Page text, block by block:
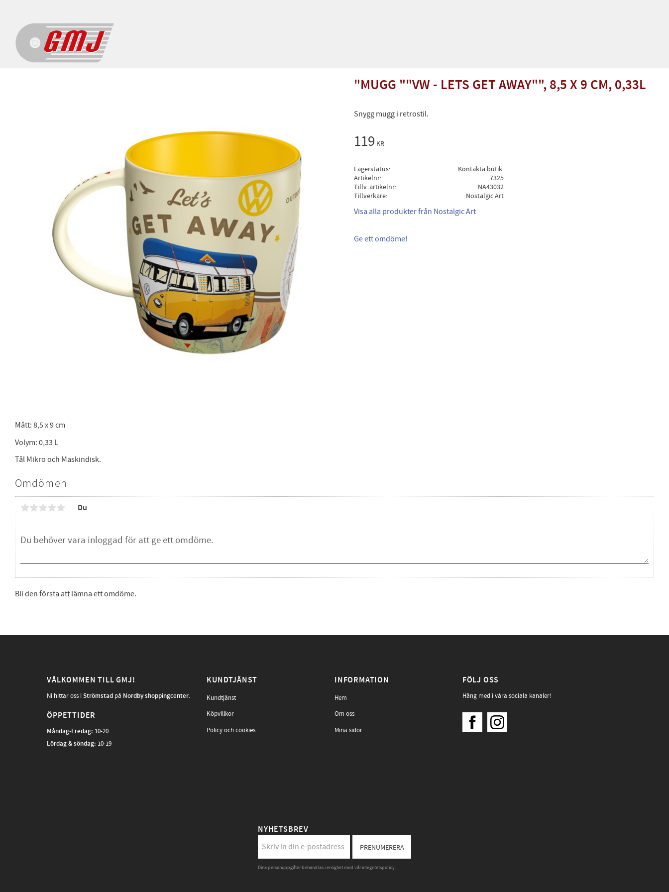
"MUGG ""VW - LETS GET AWAY"", 8,5 X 9 CM, 0,33L
Snygg mugg i retrostil.
119 KR
Lagerstatus
Kontakta butik.
Artikelnr
7325
Tillv. artikelnr
NA43032
Tillverkare
Nostalgic Art
Visa alla produkter från Nostalgic Art
Ge ett omdöme!
Mått: 8,5 x 9 cm
Volym: 0,33 L
Tål Mikro och Maskindisk.
Omdömen
Du
Bli den första att lämna ett omdöme.
VÄLKOMMEN TILL GMJ!
Ni hittar oss iStrömstad på Nordby shoppingcenter.
ÖPPETTIDER
Måndag-Fredag: 10-20
Lördag & söndag: 10-19
KUNDTJÄNST
Kundtjänst
Köpvillkor
Policy och cookies
INFORMATION
Hem
Om oss
Mina sidor
FÖLJ OSS
Häng med i våra sociala kanaler!
NYHETSBREV
PRENUMERERA
Dina personuppgifter behandlas i enlighet med vårintegritetspolicy.